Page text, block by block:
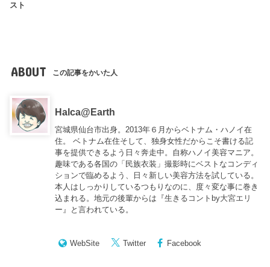
スト
ABOUT この記事をかいた人
Halca@Earth
宮城県仙台市出身。2013年６月からベトナム・ハノイ在
住。 ベトナム在住そして、独身女性だからこそ書ける記
事を提供できるよう日々奔走中。自称ハノイ美容マニア。
趣味である各国の「民族衣装」撮影時にベストなコンディ
ションで臨めるよう、日々新しい美容方法を試している。
本人はしっかりしているつもりなのに、度々変な事に巻き
込まれる。地元の後輩からは『生きるコントby大宮エリ
ー 』と言われている。
WebSite Twitter Facebook